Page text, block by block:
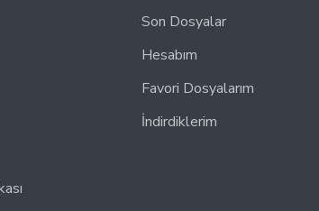
Son Dosyalar
Hesabım
Favori Dosyalarım
İndirdiklerim